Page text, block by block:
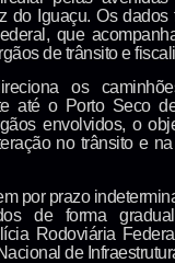
do Iguaçu. Os dados
, que
de trânsito e
os
até o Porto Seco
envolvidos, o
no trânsito e
por prazo
de forma
Rodoviária Federal
de